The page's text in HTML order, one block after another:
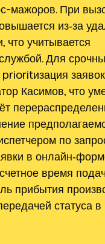
мажоров. При
из‑за
что учитывается
Для
Касимов, что
по
в
время
прибытия
статуса